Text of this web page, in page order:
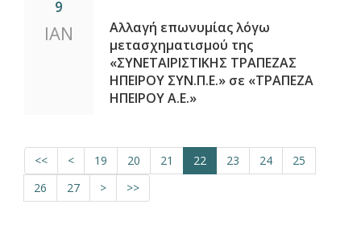
9
ΙΑΝ
Αλλαγή επωνυμίας λόγω
μετασχηματισμού της
«ΣΥΝΕΤΑΙΡΙΣΤΙΚΗΣ ΤΡΑΠΕΖΑΣ
ΗΠΕΙΡΟΥ ΣΥΝ.Π.Ε.» σε «ΤΡΑΠΕΖΑ
ΗΠΕΙΡΟΥ Α.Ε.»
<< < 19 20 21 22 23 24
25
26
27 > >>